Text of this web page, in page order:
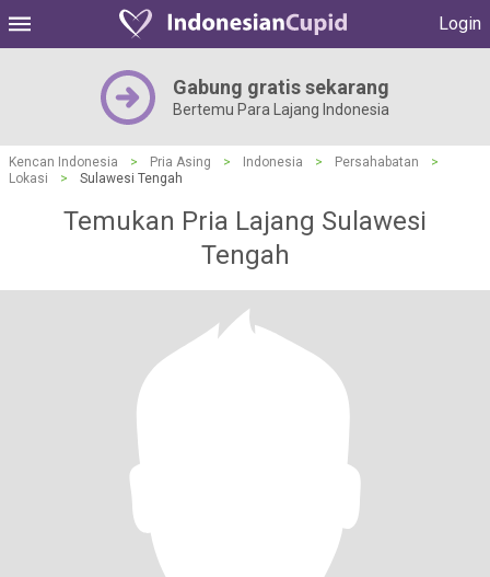
Login
Gabung gratis sekarang
Bertemu Para Lajang Indonesia
Kencan Indonesia > Pria Asing > Indonesia > Persahabatan
>
Lokasi
> Sulawesi Tengah
Temukan Pria Lajang Sulawesi
Tengah